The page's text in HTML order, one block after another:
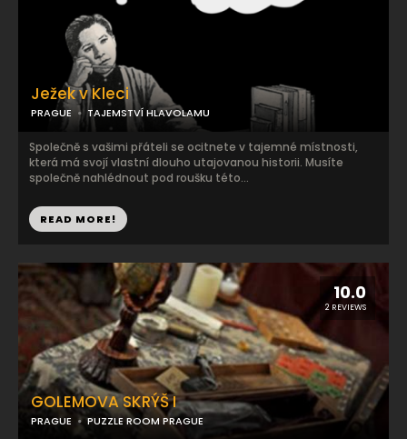
10.0
2 REVIEWS
GOLEMOVA SKRÝŠ I
PRAGUE PUZZLE ROOM PRAGUE
Ježek v Kleci
PRAGUE TAJEMSTVÍ HLAVOLAMU
Společně s vašimi přáteli se ocitnete v tajemné místnosti,
která má svojí vlastní dlouho utajovanou historii. Musíte
společně nahlédnout pod roušku této...
READ MORE!